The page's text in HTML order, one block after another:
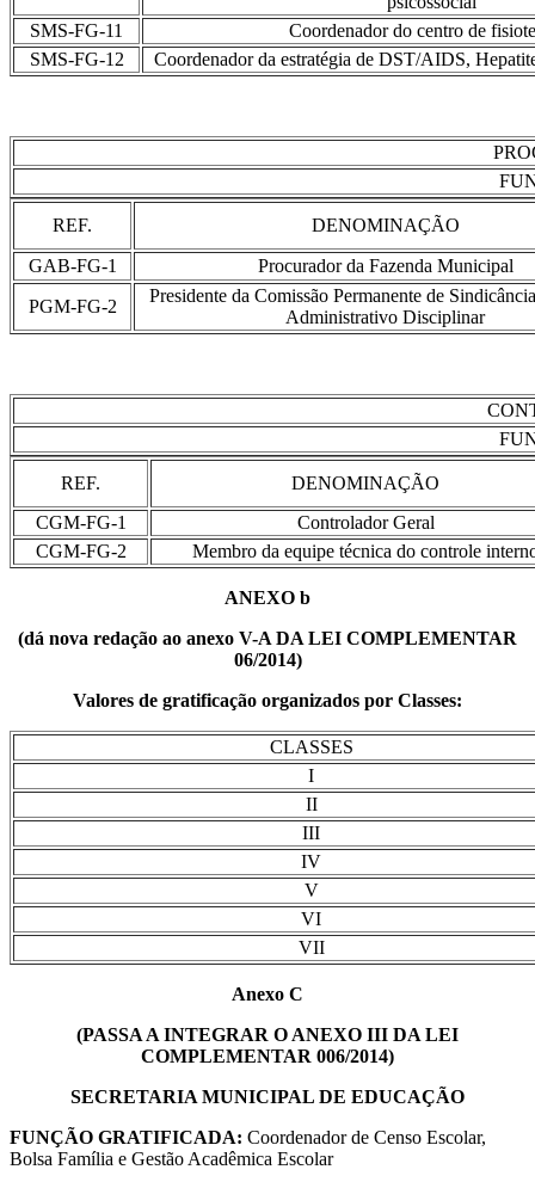
SMS-FG-11
Coordenador do centro de
SMS-FG-12
Coordenador da estratégia de DST/AIDS,
REF.
DENOMINAÇÃO
GAB-FG-1
Procurador da Fazenda Municipal
PGM-FG-2
Presidente da Comissão Permanente de
Administrativo Disciplinar
REF.
DENOMINAÇÃO
CGM-FG-1
Controlador Geral
CGM-FG-2
Membro da equipe técnica do controle
ANEXO b
(dá nova redação ao anexo V-A DA LEI COMPLEMENTAR
06/2014)
Valores de gratificação organizados por Classes:
CLASSES
I
II
III
IV
V
VI
VII
Anexo C
(PASSA A INTEGRAR O ANEXO III DA LEI
COMPLEMENTAR 006/2014)
SECRETARIA MUNICIPAL DE EDUCAÇÃO
FUNÇÃO GRATIFICADA: Coordenador de Censo Escolar,
Bolsa Família e Gestão Acadêmica Escolar